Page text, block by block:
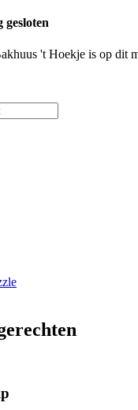
gesloten
't Hoekje is op dit